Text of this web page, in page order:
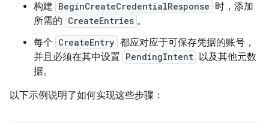
构建 BeginCreateCredentialResponse 时，添加
所需的 CreateEntries 。
每个 CreateEntry 都应对应于可保存凭据的账号，
并且必须在其中设置 PendingIntent 以及其他元数
据。
以下示例说明了如何实现这些步骤：